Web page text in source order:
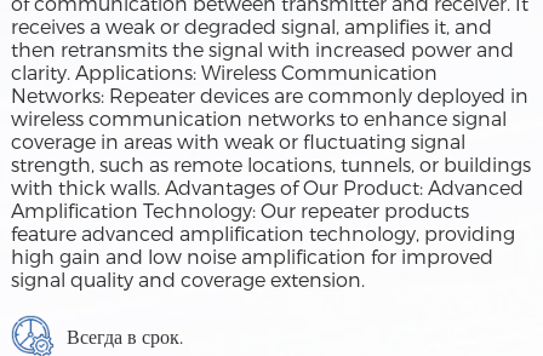
receives a weak or degraded signal, amplifies it, and
then retransmits the signal with increased power and
clarity. Applications: Wireless Communication
Networks: Repeater devices are commonly deployed in
wireless communication networks to enhance signal
coverage in areas with weak or fluctuating signal
strength, such as remote locations, tunnels, or buildings
with thick walls. Advantages of Our Product: Advanced
Amplification Technology: Our repeater products
feature advanced amplification technology, providing
high gain and low noise amplification for improved
signal quality and coverage extension.
Всегда в срок.